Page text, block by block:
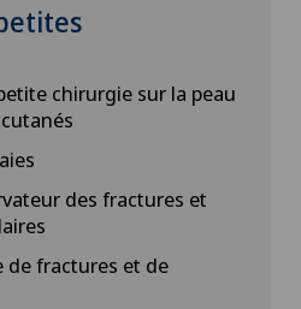
chirurgie sur la peau
des fractures et
de fractures et de